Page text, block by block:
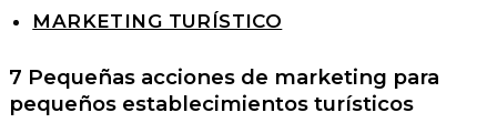
MARKETING TURÍSTICO
7 Pequeñas acciones de marketing para
pequeños establecimientos turísticos